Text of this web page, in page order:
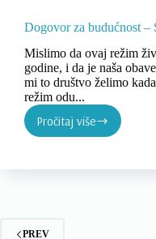
Dogovor za budućnost –
Mislimo da ovaj režim
godine, i da je naša
mi to društvo želimo
režim odu...
Pročitaj više
Dogovor
–
PREV